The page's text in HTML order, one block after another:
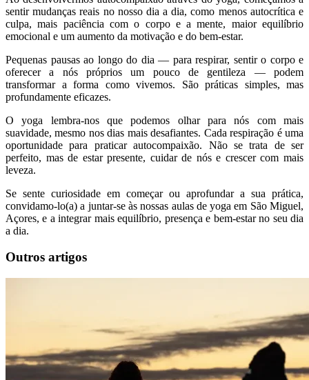
sentir mudanças reais no nosso dia a dia, como menos autocrítica e
culpa, mais paciência com o corpo e a mente, maior equilíbrio
emocional e um aumento da motivação e do bem-estar.
Pequenas pausas ao longo do dia — para respirar, sentir o corpo e
oferecer a nós próprios um pouco de gentileza — podem
transformar a forma como vivemos. São práticas simples, mas
profundamente eficazes.
O yoga lembra-nos que podemos olhar para nós com mais
suavidade, mesmo nos dias mais desafiantes. Cada respiração é uma
oportunidade para praticar autocompaixão. Não se trata de ser
perfeito, mas de estar presente, cuidar de nós e crescer com mais
leveza.
Se sente curiosidade em começar ou aprofundar a sua prática,
convidamo-lo(a) a juntar-se às nossas aulas de yoga em São Miguel,
Açores, e a integrar mais equilíbrio, presença e bem-estar no seu dia
a dia.
Outros artigos